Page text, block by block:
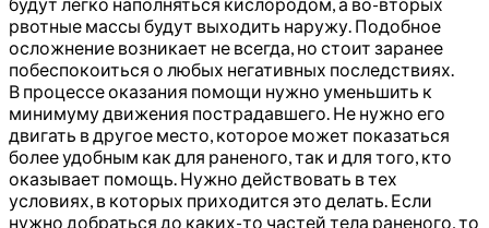
рвотные массы будут выходить наружу. Подобное
осложнение возникает не всегда, но стоит заранее
побеспокоиться о любых негативных последствиях.
В процессе оказания помощи нужно уменьшить к
минимуму движения пострадавшего. Не нужно его
двигать в другое место, которое может показаться
более удобным как для раненого, так и для того, кто
оказывает помощь. Нужно действовать в тех
условиях, в которых приходится это делать. Если
нужно добраться до каких-то частей тела раненого, то